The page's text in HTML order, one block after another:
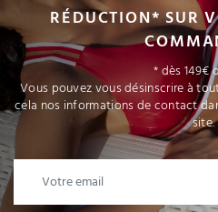
RÉDUCTION* SUR
* dès 149€
Vous pouvez vous désinscrire à
cela nos informations de contact
site.